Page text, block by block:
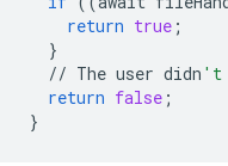
return true ;
}
// The user didn 't
return false ;
}